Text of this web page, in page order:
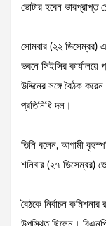
ভোটার হবেন ভারপ্রাপ্ত
সোমবার (২২ ডিসেম্বর)
ভবনে সিইসির কার্যালয়ে
উদ্দিনের সঙ্গে বৈঠক
প্রতিনিধি দল।
তিনি বলেন, আগামী
শনিবার (২৭ ডিসেম্বর)
বৈঠকে নির্বাচন